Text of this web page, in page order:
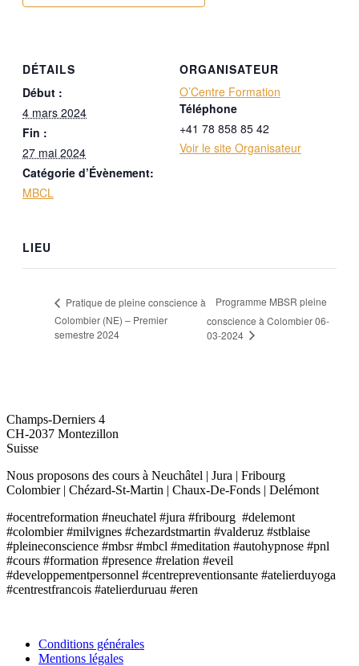
DÉTAILS
Début :
4 mars 2024
Fin :
27 mai 2024
Catégorie d’Évènement:
MBCL
ORGANISATEUR
O’Centre Formation
Téléphone
+41 78 858 85 42
Voir le site Organisateur
LIEU
Pratique de pleine conscience à
Colombier (NE) – Premier
semestre 2024
Programme MBSR pleine
conscience à Colombier 06-
03-2024
Champs-Derniers 4
CH-2037 Montezillon
Suisse
Nous proposons des cours à Neuchâtel | Jura | Fribourg
Colombier | Chézard-St-Martin | Chaux-De-Fonds | Delémont
#ocentreformation #neuchatel #jura #fribourg #delemont
#colombier #milvignes #chezardstmartin #valderuz #stblaise
#pleineconscience #mbsr #mbcl #meditation #autohypnose #pnl
#cours #formation #presence #relation #eveil
#developpementpersonnel #centrepreventionsante #atelierduyoga
#centrestfrancois #atelierduruau #eren
Conditions générales
Mentions légales